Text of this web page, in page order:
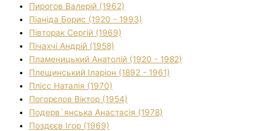
Пирогов Валерій (1962)
Піаніда Борис (1920 - 1993)
Півторак Сергій (1969)
Пічахчі Андрій (1958)
Пламеницький Анатолій (1920 - 1982)
Плещинський Іларіон (1892 - 1961)
Плісс Наталія (1970)
Погорєлов Віктор (1954)
Подерв`янська Анастасія (1978)
Поздєєв Ігор (1969)